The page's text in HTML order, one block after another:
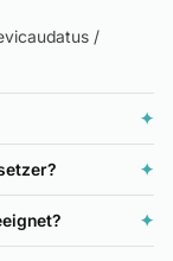
/
✦
✦
✦